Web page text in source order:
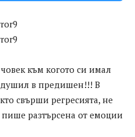
към когото си имал
в предишен!!! В
свърши регресията, не
разтърсена от емоции